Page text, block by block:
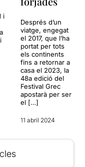
i
Després d’un
viatge, engegat
el 2017, que l’ha
portat per tots
els continents
fins a retornar a
casa el 2023, la
48a edició del
Festival Grec
apostarà per ser
el […]
11 abril 2024